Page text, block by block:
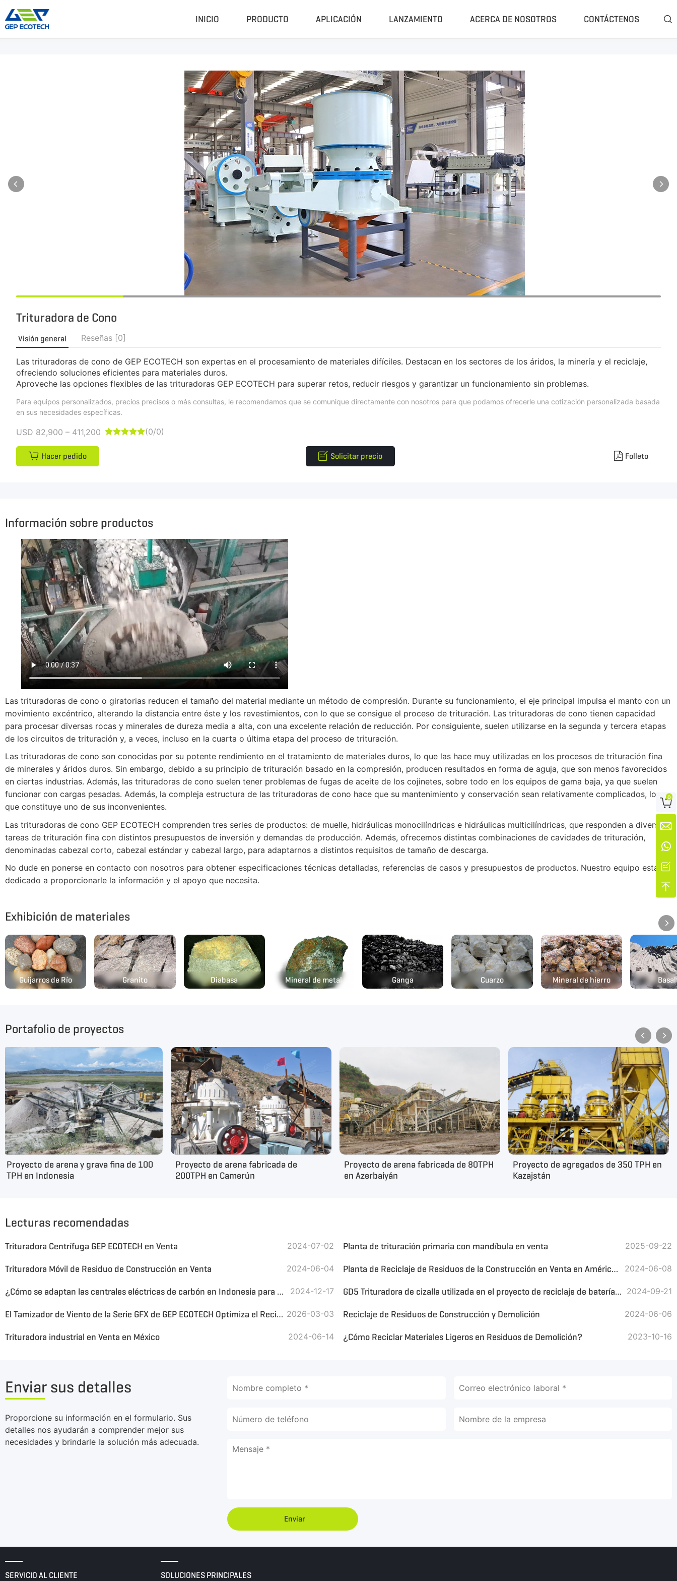
INICIO PRODUCTO
Trituradora De Martillos
Trituradora De Mandíbula
Trituradora De Impacto
Trituradora De Cono
Trituradora VSI
Prensa Hidráulica Para Residuos
Máquina De Pellets RDF
Granulador Universal
Trituradora De Caucho
Peletizadora De Biomasa
Sistema Cerrado De Trituración
Planta Trituradora Móvil(Residuos)
Planta Trituradora Móvil(Piedra)
Unidad De Molienda De Caucho
Sistema De Pirólisis De Neumáticos
Planta De Pirólisis Portátil
APLICACIÓN LANZAMIENTO ACERCA DE NOSOTROS CONTÁCTENOS 
 
Trituradora de Cono
Visión general Reseñas [0]
Las trituradoras de cono de GEP ECOTECH son expertas en el procesamiento de materiales difíciles. Destacan en los sectores de los áridos, la minería y el reciclaje,
ofreciendo soluciones eficientes para materiales duros.
Aproveche las opciones flexibles de las trituradoras GEP ECOTECH para superar retos, reducir riesgos y garantizar un funcionamiento sin problemas.
Para equipos personalizados, precios precisos o más consultas, le recomendamos que se comunique directamente con nosotros para que podamos ofrecerle una cotización personalizada basada
en sus necesidades específicas.
USD 82,900 – 411,200 (0/0)
Hacer pedido Solicitar precio Folleto
Información sobre productos
Las trituradoras de cono o giratorias reducen el tamaño del material mediante un método de compresión. Durante su funcionamiento, el eje principal impulsa el manto con un
movimiento excéntrico, alterando la distancia entre éste y los revestimientos, con lo que se consigue el proceso de trituración. Las trituradoras de cono tienen capacidad
para procesar diversas rocas y minerales de dureza media a alta, con una excelente relación de reducción. Por consiguiente, suelen utilizarse en la segunda y tercera etapas
de los circuitos de trituración y, a veces, incluso en la cuarta o última etapa del proceso de trituración.
Las trituradoras de cono son conocidas por su potente rendimiento en el tratamiento de materiales duros, lo que las hace muy utilizadas en los procesos de trituración fina
de minerales y áridos duros. Sin embargo, debido a su principio de trituración basado en la compresión, producen resultados en forma de aguja, que son menos favorecidos
en ciertas industrias. Además, las trituradoras de cono suelen tener problemas de fugas de aceite de los cojinetes, sobre todo en los equipos de gama baja, ya que suelen
funcionar con cargas pesadas. Además, la compleja estructura de las trituradoras de cono hace que su mantenimiento y conservación sean relativamente complicados, lo
que constituye uno de sus inconvenientes.
Las trituradoras de cono GEP ECOTECH comprenden tres series de productos: de muelle, hidráulicas monocilíndricas e hidráulicas multicilíndricas, que responden a diversas
tareas de trituración fina con distintos presupuestos de inversión y demandas de producción. Además, ofrecemos distintas combinaciones de cavidades de trituración,
denominadas cabezal corto, cabezal estándar y cabezal largo, para adaptarnos a distintos requisitos de tamaño de descarga.
No dude en ponerse en contacto con nosotros para obtener especificaciones técnicas detalladas, referencias de casos y presupuestos de productos. Nuestro equipo está
dedicado a proporcionarle la información y el apoyo que necesita.
Exhibición de materiales
Guijarros de Río Granito Diabasa Mineral de metal Ganga Cuarzo Mineral de hierro

Portafolio de proyectos
Proyecto de arena y grava fina de 100
TPH en Indonesia
Proyecto de arena fabricada de
200TPH en Camerún
Proyecto de arena fabricada de 80TPH
en Azerbaiyán
Proyecto de agregados de 350 TPH en
Kazajstán
 
Lecturas recomendadas
Trituradora Centrífuga GEP ECOTECH en Venta 2024-07-02 Planta de trituración primaria con mandíbula en venta 2025-09-22
Trituradora Móvil de Residuo de Construcción en Venta 2024-06-04 Planta de Reciclaje de Residuos de la Construcción en Venta en América Latina 2024-06-08
¿Cómo se adaptan las centrales eléctricas de carbón en Indonesia para la combustión de biomasa? 2024-12-17 GD5 Trituradora de cizalla utilizada en el proyecto de reciclaje de baterías de bolsa 2024-09-21
El Tamizador de Viento de la Serie GFX de GEP ECOTECH Optimiza el Reciclaje de Residuos de Construcción y Demolición 2026-03-03 Reciclaje de Residuos de Construcción y Demolición 2024-06-06
Trituradora industrial en Venta en México 2024-06-14 ¿Cómo Reciclar Materiales Ligeros en Residuos de Demolición? 2023-10-16
Enviar sus detalles
Proporcione su información en el formulario. Sus
detalles nos ayudarán a comprender mejor sus
necesidades y brindarle la solución más adecuada.
Enviar
SERVICIO AL CLIENTE SOLUCIONES PRINCIPALES

0



